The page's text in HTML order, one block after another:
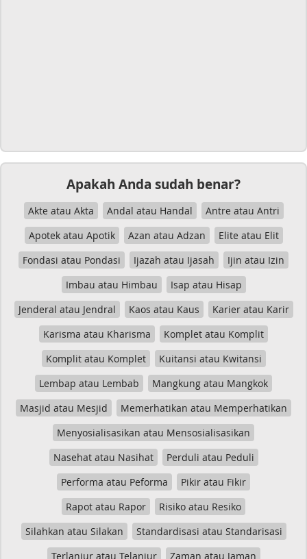
Apakah Anda sudah benar?
Akte atau Akta Andal atau Handal
Antre atau Antri
Apotek atau Apotik
Azan atau Adzan
Elite atau Elit
Fondasi atau Pondasi
Ijazah atau Ijasah
Ijin atau Izin
Imbau atau Himbau
Isap atau Hisap
Jenderal atau Jendral
Kaos atau Kaus
Karier atau Karir
Karisma atau Kharisma
Komplet atau Komplit
Komplit atau Komplet
Kuitansi atau Kwitansi
Lembap atau Lembab
Mangkung atau Mangkok
Masjid atau Mesjid
Memerhatikan atau Memperhatikan
Menyosialisasikan atau Mensosialisasikan
Nasehat atau Nasihat
Perduli atau Peduli
Performa atau Peforma
Pikir atau Fikir
Rapot atau Rapor
Risiko atau Resiko
Silahkan atau Silakan
Standardisasi atau Standarisasi
Terlanjur atau Telanjur
Zaman atau Jaman